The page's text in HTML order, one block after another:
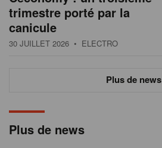
Plus de news
trimestre porté par la
canicule
30 JUILLET 2026 • ELECTRO
Plus de news